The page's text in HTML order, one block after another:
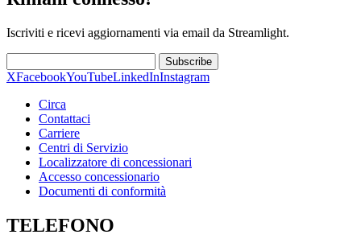
Iscriviti e ricevi aggiornamenti via email da Streamlight.
Subscribe
XFacebookYouTubeLinkedInInstagram
Circa
Contattaci
Carriere
Centri di Servizio
Localizzatore di concessionari
Accesso concessionario
Documenti di conformità
TELEFONO